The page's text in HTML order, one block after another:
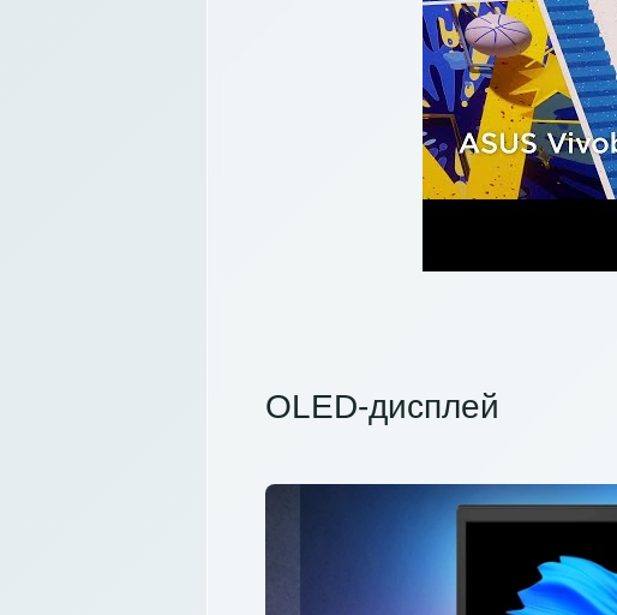
OLED-дисплей